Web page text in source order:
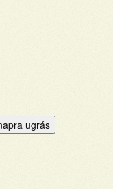
ugrás